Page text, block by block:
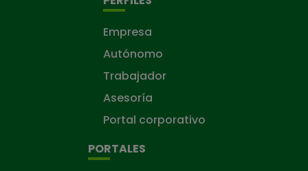
Empresa
Autónomo
Trabajador
Asesoría
Portal corporativo
PORTALES